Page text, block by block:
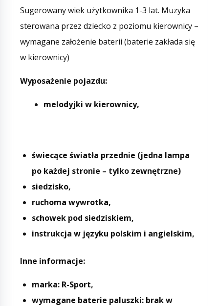
Sugerowany wiek użytkownika 1-3 lat. Muzyka
sterowana przez dziecko z poziomu kierownicy –
wymagane założenie baterii (baterie zakłada się
w kierownicy)
Wyposażenie pojazdu:
melodyjki w kierownicy,
świecące światła przednie (jedna lampa
po każdej stronie – tylko zewnętrzne)
siedzisko,
ruchoma wywrotka,
schowek pod siedziskiem,
instrukcja w języku polskim i angielskim,
Inne informacje:
marka: R-Sport,
wymagane baterie paluszki: brak w